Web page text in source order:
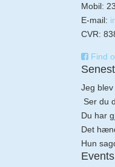
Mobil:
E-mail:
CVR:
Find
Jeg
Ser du
Du har
Det
Hun
Events